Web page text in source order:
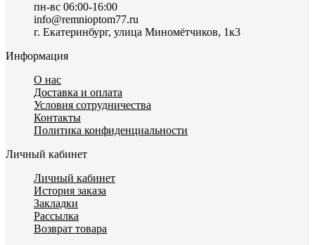
пн-вс 06:00-16:00
info@remnioptom77.ru
г. Екатеринбург, улица Миномётчиков, 1к3
Информация
О нас
Доставка и оплата
Условия сотрудничества
Контакты
Политика конфиденциальности
Личный кабинет
Личный кабинет
История заказа
Закладки
Рассылка
Возврат товара